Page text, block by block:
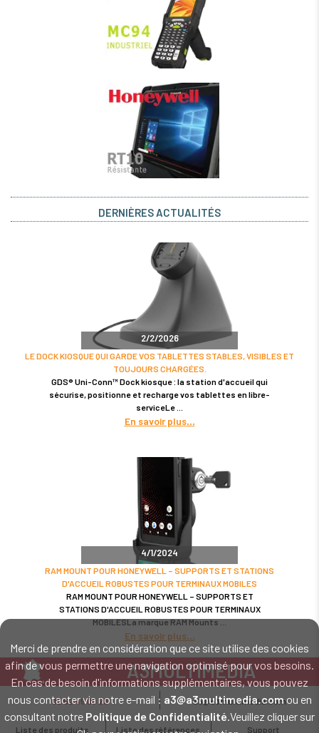
Merci de prendre en considération que ce site utilise des cookies
afin de vous permettre une navigation optimisé pour vos besoins.
En cas de besoin d'informations supplémentaires, vous pouvez
nous contacter via notre e-mail : a3@a3multimedia.comou en
consultant notre Politique de Confidentialité.Veuillez cliquer sur
DERNIÈRES ACTUALITÉS
2/2/2026
LE DOCK KIOSQUE QUI GARDE VOS TABLETTES STABLES, VISIBLES ET
TOUJOURS CHARGÉES.
GDS® Uni-Conn™ Dock kiosque : la station d'accueil qui
sécurise, positionne et recharge vos tablettes en libre-
serviceLe
En savoir plus
4/1/2024
RAM MOUNT POUR HONEYWELL – SUPPORTS ET STATIONS
D'ACCUEIL ROBUSTES POUR TERMINAUX MOBILES
RAM MOUNT POUR HONEYWELL – SUPPORTS ET
STATIONS D'ACCUEIL ROBUSTES POUR TERMINAUX
MOBILESLa marque RAM Mounts
En savoir plus
A3MULTIMEDIA
LE SPÉCIALISTE MATÉRIEL ET LOGICIEL CODE BARRE
Intervention sur tout le territoire : Cholet - Nantes - Angers - Rennes - Le
Mans - Bordeaux - Paris - Lille - Brest - Toulouse - Marseille - Poitiers -
02 52 45 00 20 a3@a3multimedia.com
Liste des produits Liste des références Support